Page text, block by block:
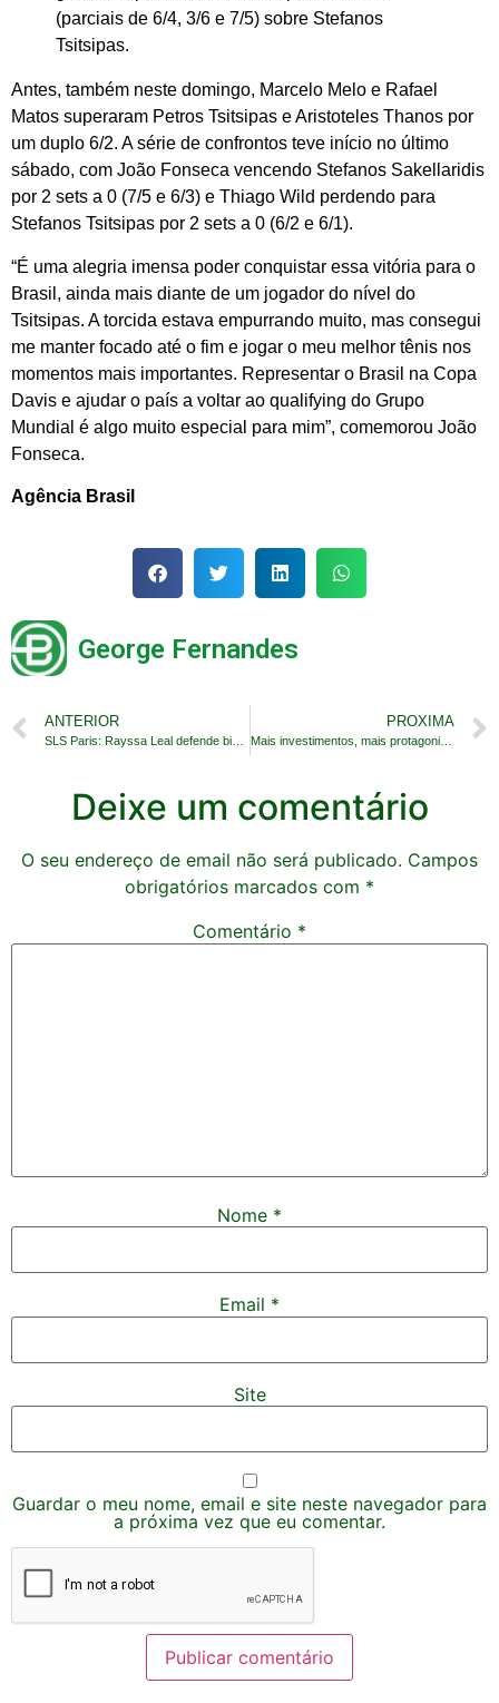
(parciais de 6/4, 3/6 e 7/5) sobre Stefanos
Tsitsipas.
Antes, também neste domingo, Marcelo Melo e Rafael
Matos superaram Petros Tsitsipas e Aristoteles Thanos por
um duplo 6/2. A série de confrontos teve início no último
sábado, com João Fonseca vencendo Stefanos Sakellaridis
por 2 sets a 0 (7/5 e 6/3) e Thiago Wild perdendo para
Stefanos Tsitsipas por 2 sets a 0 (6/2 e 6/1).
“É uma alegria imensa poder conquistar essa vitória para o
Brasil, ainda mais diante de um jogador do nível do
Tsitsipas. A torcida estava empurrando muito, mas consegui
me manter focado até o fim e jogar o meu melhor tênis nos
momentos mais importantes. Representar o Brasil na Copa
Davis e ajudar o país a voltar ao qualifying do Grupo
Mundial é algo muito especial para mim”, comemorou João
Fonseca.
Agência Brasil
George Fernandes
ANTERIOR PROXIMA
Mais investimentos, mais protagonismo no surfe
Deixe um comentário
O seu endereço de email não será publicado. Campos
obrigatórios marcados com *
Comentário *
Nome *
Email *
Site
Guardar o meu nome, email e site neste navegador para
a próxima vez que eu comentar.